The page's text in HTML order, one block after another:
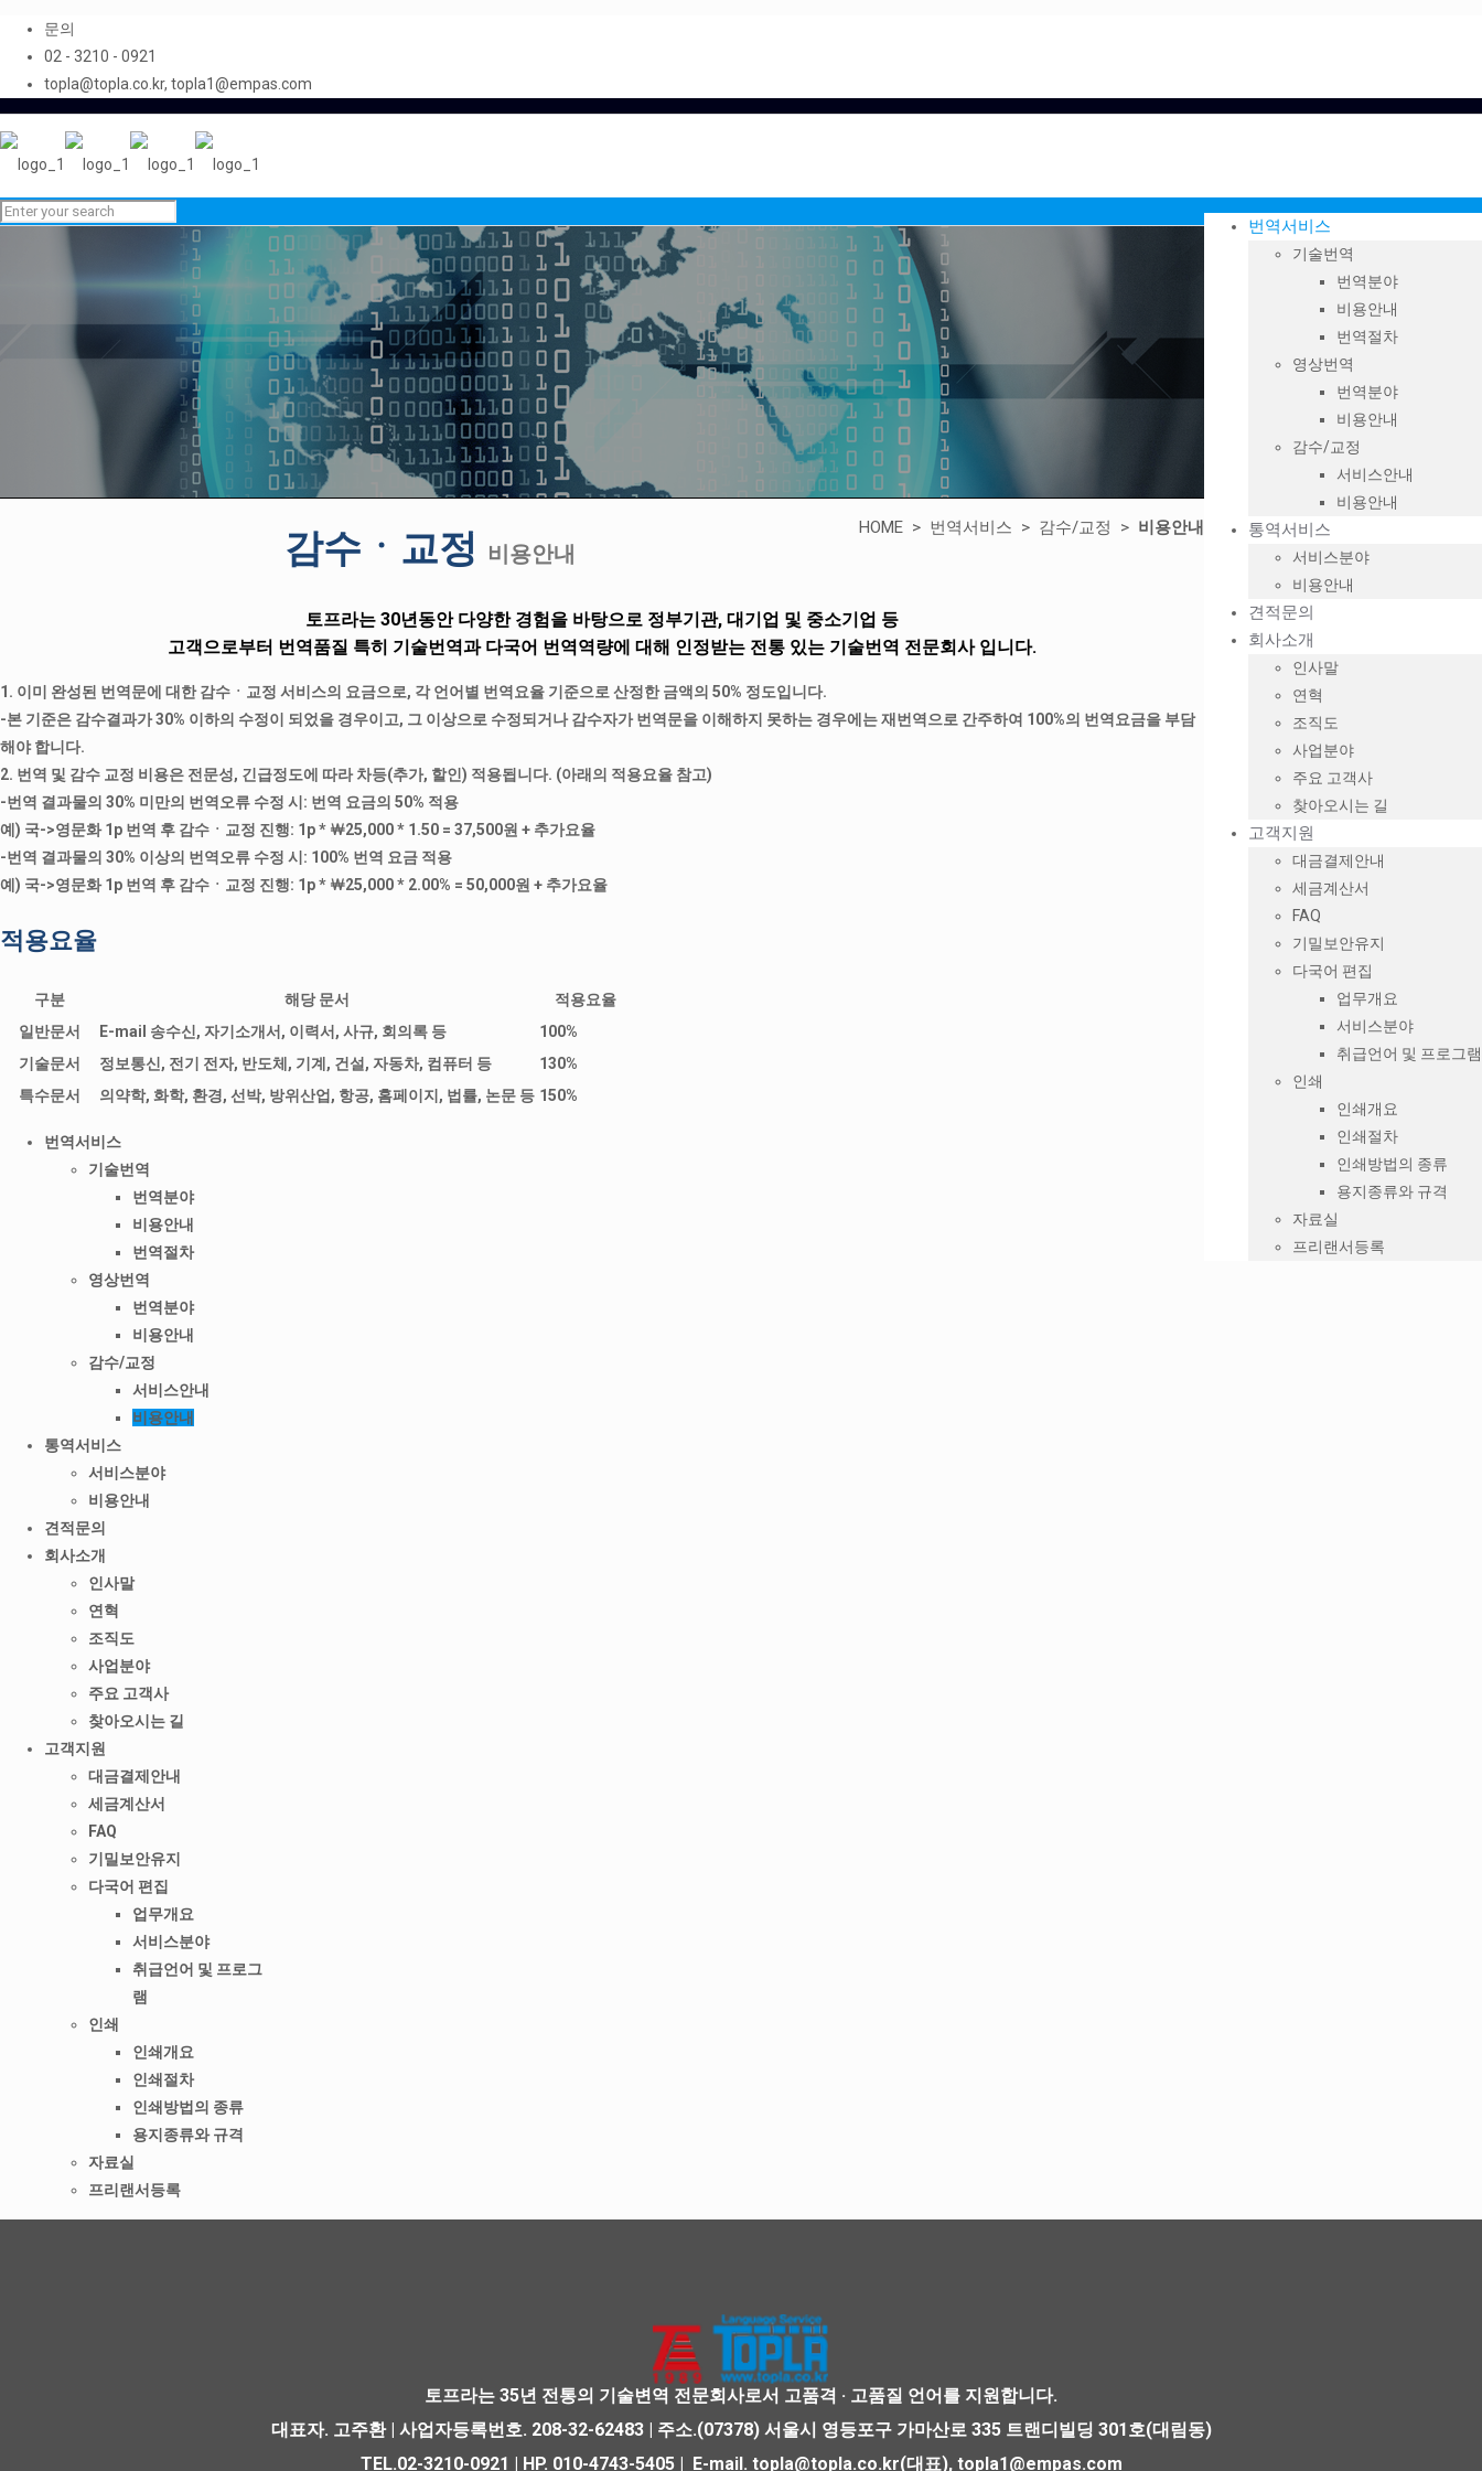
문의
02 - 3210 - 0921
topla@topla.co.kr, topla1@empas.com
번역서비스
기술번역
번역분야
비용안내
번역절차
영상번역
번역분야
비용안내
감수/교정
서비스안내
비용안내
통역서비스
서비스분야
비용안내
견적문의
회사소개
인사말
연혁
조직도
사업분야
주요 고객사
찾아오시는 길
고객지원
대금결제안내
세금계산서
FAQ
기밀보안유지
다국어 편집
업무개요
서비스분야
취급언어 및 프로그램
인쇄
인쇄개요
인쇄절차
인쇄방법의 종류
용지종류와 규격
자료실
프리랜서등록
HOME > 번역서비스 > 감수/교정 > 비용안내
감수ㆍ교정 비용안내
토프라는 30년동안 다양한 경험을 바탕으로 정부기관, 대기업 및 중소기업 등
고객으로부터 번역품질 특히 기술번역과 다국어 번역역량에 대해 인정받는 전통 있는 기술번역 전문회사 입니다.
1. 이미 완성된 번역문에 대한 감수ㆍ교정 서비스의 요금으로, 각 언어별 번역요율 기준으로 산정한 금액의 50% 정도입니다.
-본 기준은 감수결과가 30% 이하의 수정이 되었을 경우이고, 그 이상으로 수정되거나 감수자가 번역문을 이해하지 못하는 경우에는 재번역으로 간주하여 100%의 번역요금을 부담
해야 합니다.
2. 번역 및 감수 교정 비용은 전문성, 긴급정도에 따라 차등(추가, 할인) 적용됩니다. (아래의 적용요율 참고)
-번역 결과물의 30% 미만의 번역오류 수정 시: 번역 요금의 50% 적용
예) 국->영문화 1p 번역 후 감수ㆍ교정 진행: 1p * ￦25,000 * 1.50 = 37,500원 + 추가요율
-번역 결과물의 30% 이상의 번역오류 수정 시: 100% 번역 요금 적용
예) 국->영문화 1p 번역 후 감수ㆍ교정 진행: 1p * ￦25,000 * 2.00% = 50,000원 + 추가요율
적용요율
구분 해당 문서
적용요율
일반문서
E-mail 송수신, 자기소개서, 이력서, 사규, 회의록 등
100%
기술문서
정보통신, 전기 전자, 반도체, 기계, 건설, 자동차, 컴퓨터 등
130%
특수문서
의약학, 화학, 환경, 선박, 방위산업, 항공, 홈페이지, 법률, 논문 등 150%
번역서비스
기술번역
번역분야
비용안내
번역절차
영상번역
번역분야
비용안내
감수/교정
서비스안내
비용안내
통역서비스
서비스분야
비용안내
견적문의
회사소개
인사말
연혁
조직도
사업분야
주요 고객사
찾아오시는 길
고객지원
대금결제안내
세금계산서
FAQ
기밀보안유지
다국어 편집
업무개요
서비스분야
취급언어 및 프로그
램
인쇄
인쇄개요
인쇄절차
인쇄방법의 종류
용지종류와 규격
자료실
프리랜서등록
토프라는 35년 전통의 기술변역 전문회사로서 고품격 · 고품질 언어를 지원합니다.
대표자. 고주환 | 사업자등록번호. 208-32-62483 | 주소.(07378) 서울시 영등포구 가마산로 335 트랜디빌딩 301호(대림동)
TEL.02-3210-0921 | HP. 010-4743-5405 | E-mail. topla@topla.co.kr(대표), topla1@empas.com